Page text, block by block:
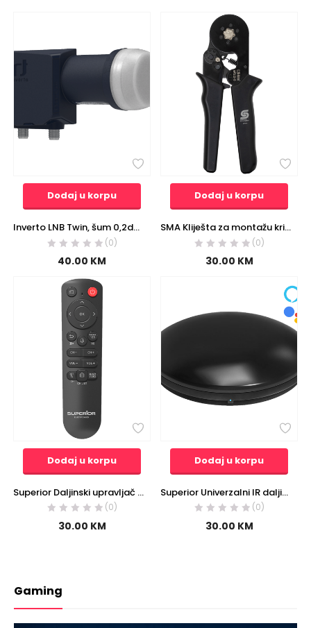
Dodaj u korpu
Inverto LNB Twin, šum 0,2dB, Premium, DVB-S2 ( HD – UHD ) – IDLP-TWL413-PREMU-OPN
(0)
40.00 KM
Dodaj u korpu
SMA Kliješta za montažu krimp konektora – EVHF6
(0)
30.00 KM
Dodaj u korpu
Superior Daljinski upravljač za Sam. Smart s glasovnim funkcijama, BT – RC Samsung Voice
(0)
30.00 KM
Dodaj u korpu
Superior Univerzalni IR daljinski upravljač za WiFi-smartphone – Universal smartphone remote control
(0)
30.00 KM
Gaming